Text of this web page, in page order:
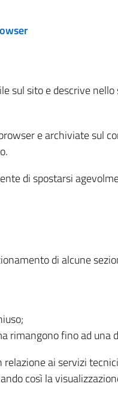
sul sito e descrive
e archiviate sul
di spostarsi
di alcune
fino ad una
ai servizi
così la